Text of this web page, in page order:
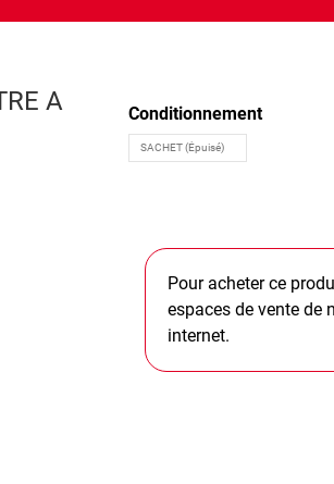
A
Conditionnement
Pour acheter ce
espaces de vente de
internet.